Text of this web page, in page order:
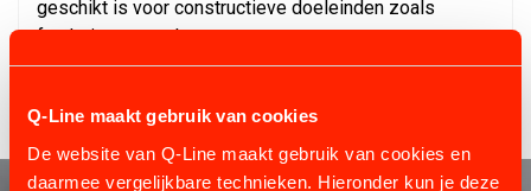
Q-Line maakt gebruik van cookies
De website van Q-Line maakt gebruik van cookies en
daarmee vergelijkbare technieken. Hieronder kun je deze
geschikt is voor constructieve doeleinden zoals
funderingen en vloeren.